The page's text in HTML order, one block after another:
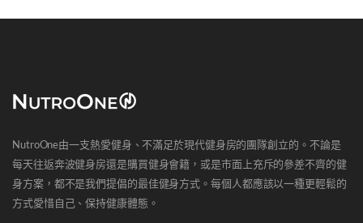
NutroOne由一支熱愛健身、不滿足於現代健身房的團隊創立的。不論是
每天往返奔波健身房還是購買健身會籍，或是市面上充斥的參差不齊的健
身方案，都不是我們提倡的最佳健身方式。每個人都應該以一種更輕鬆的
方式愛惜自己、保持健康體態。